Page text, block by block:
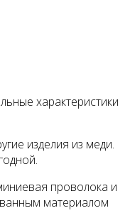
характеристики
изделия из меди.
проволока и
материалом